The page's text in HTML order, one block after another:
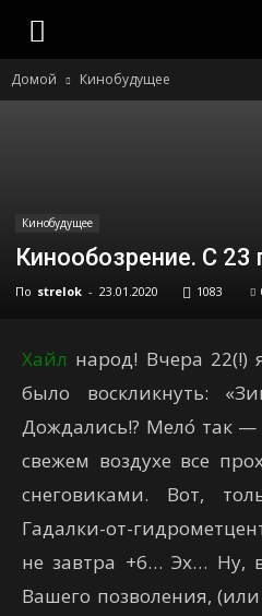
strelok
Домой Кинобудущее
Кинобудущее
Кинообозрение. С 23
По strelok - 23.01.2020 1083
Хайл народ! Вчера 22(!)
было воскликнуть:
Дождались!? Мело́ так —
свежем воздухе все
снеговиками. Вот,
Гадалки-от-
не завтра +6… Эх… Ну,
Вашего позволения,